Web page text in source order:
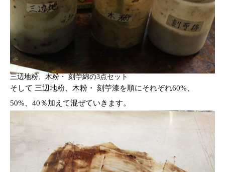
三辺地粉、木粉・ 刻苧綿の3点セット
そして 三辺地粉、木粉・ 刻苧漆を順にそれぞれ60%、
50%、40％加えて混ぜていきます。